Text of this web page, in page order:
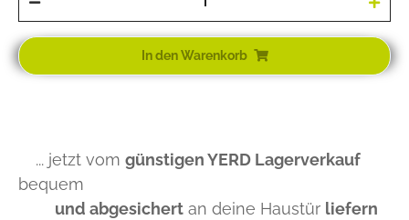
In den Warenkorb
... jetzt vom günstigen YERD Lagerverkauf
bequem
und abgesichert an deine Haustür liefern